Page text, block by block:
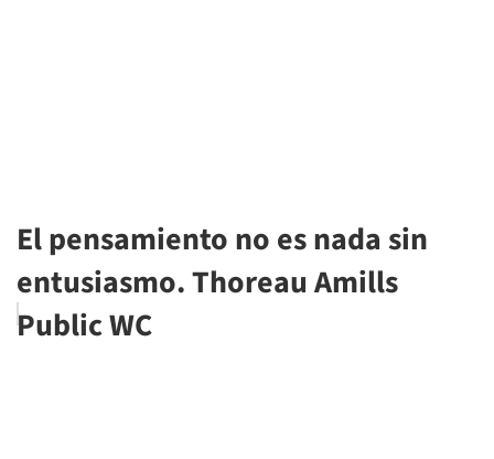
El pensamiento no es nada sin
entusiasmo. Thoreau Amills
Public WC